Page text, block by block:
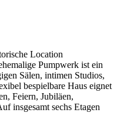
Location
Pumpwerk ist ein
Sälen, intimen Studios,
bespielbare Haus eignet
Feiern, Jubiläen,
insgesamt sechs Etagen